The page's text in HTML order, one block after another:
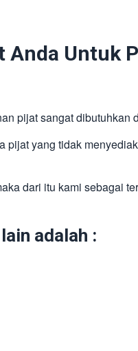
Untuk
pijat sangat dibutuhkan
yang tidak
dari itu kami sebagai
adalah :